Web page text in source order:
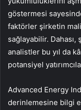
göstermesi
faktörler şirketin
sağlayabilir. Dahası,
analistler bu yıl da
potansiyel
Advanced Energy
derinlemesine bilgi